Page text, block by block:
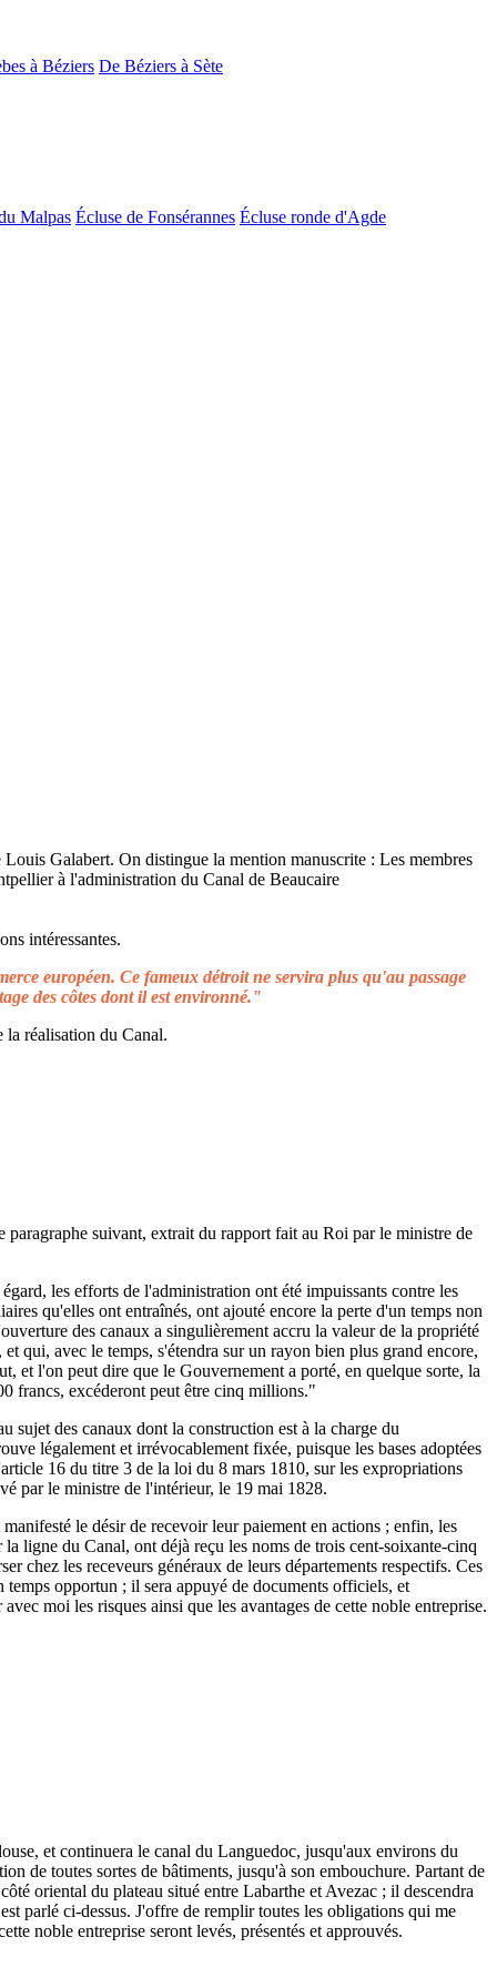
à Béziers De Béziers à Sète
Malpas Écluse de Fonsérannes Écluse ronde d'Agde
intéressantes.
européen. Ce fameux détroit ne servira plus qu'au passage
des côtes dont il est environné."
réalisation du Canal.
suivant, extrait du rapport fait au Roi par le ministre de
les efforts de l'administration ont été impuissants contre les
qu'elles ont entraînés, ont ajouté encore la perte d'un temps non
des canaux a singulièrement accru la valeur de la propriété
qui, avec le temps, s'étendra sur un rayon bien plus grand encore,
et l'on peut dire que le Gouvernement a porté, en quelque sorte, la
francs, excéderont peut être cinq millions."
sujet des canaux dont la construction est à la charge du
légalement et irrévocablement fixée, puisque les bases adoptées
16 du titre 3 de la loi du 8 mars 1810, sur les expropriations
par le ministre de l'intérieur, le 19 mai 1828.
le désir de recevoir leur paiement en actions ; enfin, les
ligne du Canal, ont déjà reçu les noms de trois cent-soixante-cinq
chez les receveurs généraux de leurs départements respectifs. Ces
temps opportun ; il sera appuyé de documents officiels, et
moi les risques ainsi que les avantages de cette noble entreprise.
et continuera le canal du Languedoc, jusqu'aux environs du
de toutes sortes de bâtiments, jusqu'à son embouchure. Partant de
oriental du plateau situé entre Labarthe et Avezac ; il descendra
parlé ci-dessus. J'offre de remplir toutes les obligations qui me
noble entreprise seront levés, présentés et approuvés.